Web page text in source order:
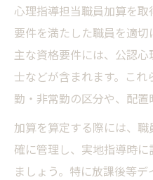
心理指導担当職員加算を
要件を満たした職員を適切
主な資格要件には、公認
士などが含まれます。これ
勤・非常勤の区分や、配置
加算を算定する際には、
確に管理し、実地指導時
ましょう。特に放課後等